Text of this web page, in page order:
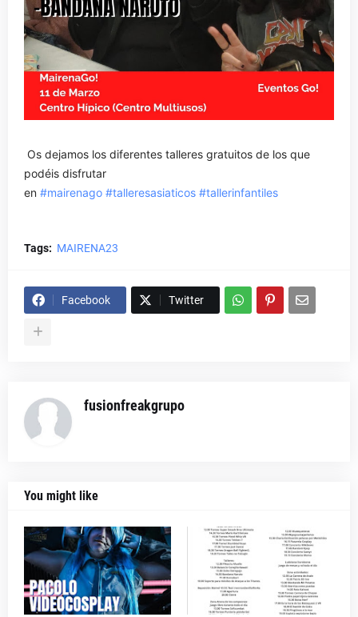
Os dejamos los diferentes talleres gratuitos de los que
podéis disfrutar
en #mairenago #talleresasiaticos #tallerinfantiles
Tags: MAIRENA23
Facebook Twitter
fusionfreakgrupo
You might like